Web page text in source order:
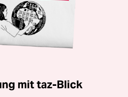
mit taz-Blick